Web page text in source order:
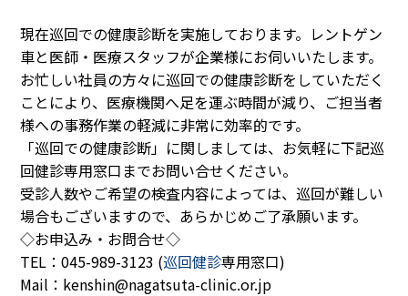
現在巡回での健康診断を実施しております。レントゲン
車と医師・医療スタッフが企業様にお伺いいたします。
お忙しい社員の方々に巡回での健康診断をしていただく
ことにより、医療機関へ足を運ぶ時間が減り、ご担当者
様への事務作業の軽減に非常に効率的です。
「巡回での健康診断」に関しましては、お気軽に下記巡
回健診専用窓口までお問い合せください。
受診人数やご希望の検査内容によっては、巡回が難しい
場合もございますので、あらかじめご了承願います。
◇お申込み・お問合せ◇
TEL：045-989-3123 (巡回健診専用窓口)
Mail：kenshin@nagatsuta-clinic.or.jp